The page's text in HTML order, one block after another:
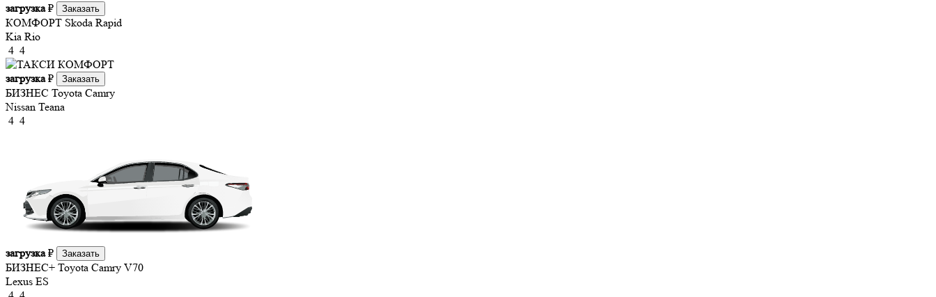
загрузка₽ Заказать
КОМФОРТ Skoda Rapid
Kia Rio
4 4
загрузка₽ Заказать
БИЗНЕС Toyota Camry
Nissan Teana
4 4
загрузка₽ Заказать
БИЗНЕС+ Toyota Camry V70
Lexus ES